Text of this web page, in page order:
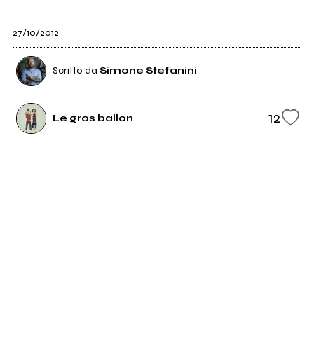
27/10/2012
Scritto da Simone Stefanini
Le gros ballon 12